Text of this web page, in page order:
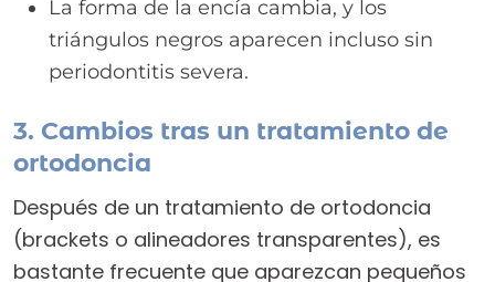
La forma de la encía cambia, y los
triángulos negros aparecen incluso sin
periodontitis severa.
3. Cambios tras un tratamiento de
ortodoncia
Después de un tratamiento de ortodoncia
(brackets o alineadores transparentes), es
bastante frecuente que aparezcan pequeños